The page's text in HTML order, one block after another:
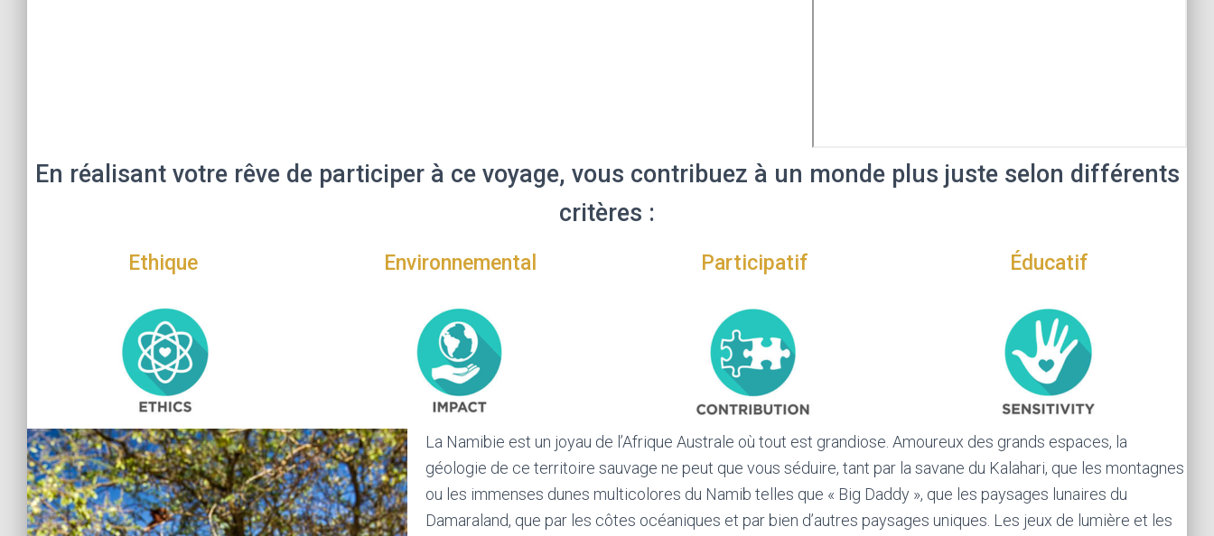
En réalisant votre rêve de participer à ce voyage, vous contribuez à un monde plus juste selon différents
critères :
Ethique Environnemental Participatif Éducatif
La Namibie est un joyau de l’Afrique Australe où tout est grandiose. Amoureux des grands espaces, la
géologie de ce territoire sauvage ne peut que vous séduire, tant par la savane du Kalahari, que les montagnes
ou les immenses dunes multicolores du Namib telles que « Big Daddy », que les paysages lunaires du
Damaraland, que par les côtes océaniques et par bien d’autres paysages uniques. Les jeux de lumière et les